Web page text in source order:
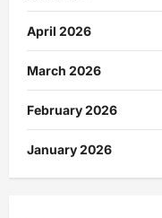
April 2026
March 2026
February 2026
January 2026